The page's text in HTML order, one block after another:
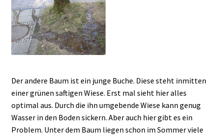
Der andere Baum ist ein junge Buche. Diese steht inmitten
einer grünen saftigen Wiese. Erst mal sieht hier alles
optimal aus. Durch die ihn umgebende Wiese kann genug
Wasser in den Boden sickern. Aber auch hier gibt es ein
Problem. Unter dem Baum liegen schon im Sommer viele